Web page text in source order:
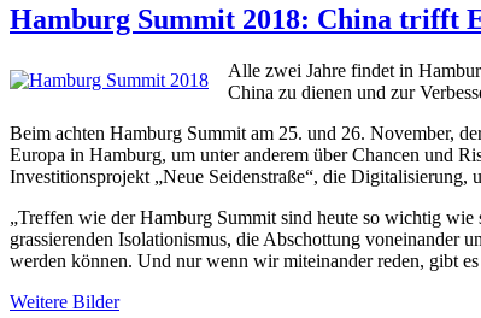
eines
Azubi-
Hamburg Summit 2018: China trifft
Alle zwei Jahre findet in
China zu dienen und zur
Beim achten Hamburg Summit am 25. und 26. November,
Europa in Hamburg, um unter anderem über Chancen und
Investitionsprojekt „Neue Seidenstraße“, die Digitalisierung,
„Treffen wie der Hamburg Summit sind heute so wichtig wie
grassierenden Isolationismus, die Abschottung voneinander
werden können. Und nur wenn wir miteinander reden, gibt
Weitere Bilder